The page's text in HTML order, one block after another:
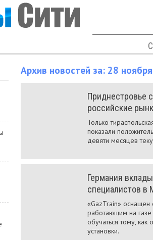
Архив новостей за: 28
Приднестровье
российские
Только
показали
девяти месяцев
Германия
специалистов в
«GazTrain»
работающим на газе
обучаться тому, как
установки.